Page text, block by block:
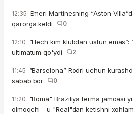
12:35 Emeri Martinesning “Aston
qarorga keldi
0
12:10 “Hech kim klubdan ustun emas”:
ultimatum qo'ydi
2
11:45 “Barselona” Rodri uchun
sabab bor
0
11:20 "Roma" Braziliya terma jamoasi
olmoqchi - u "Real"dan ketishni